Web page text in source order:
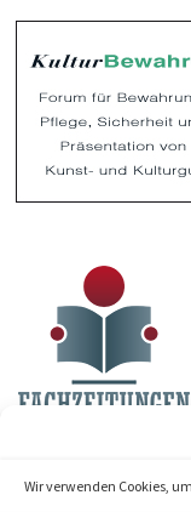
Wir verwenden Cookies,